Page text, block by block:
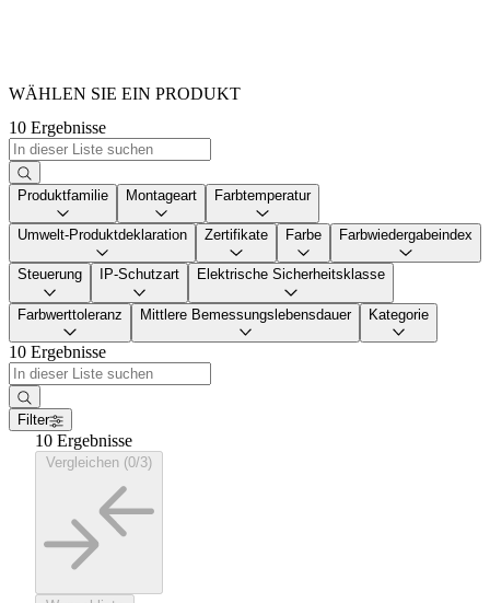
WÄHLEN SIE EIN PRODUKT
10 Ergebnisse
Produktfamilie Montageart Farbtemperatur
Umwelt-Produktdeklaration Zertifikate Farbe Farbwiedergabeindex
Steuerung IP-Schutzart Elektrische Sicherheitsklasse
Farbwerttoleranz Mittlere Bemessungslebensdauer Kategorie
10 Ergebnisse
Filter
10 Ergebnisse